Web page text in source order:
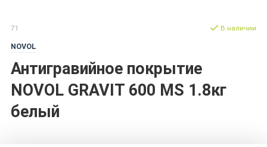
71
NOVOL
Антигравийное покрытие
NOVOL GRAVIT 600 MS 1.8кг
белый
В наличии